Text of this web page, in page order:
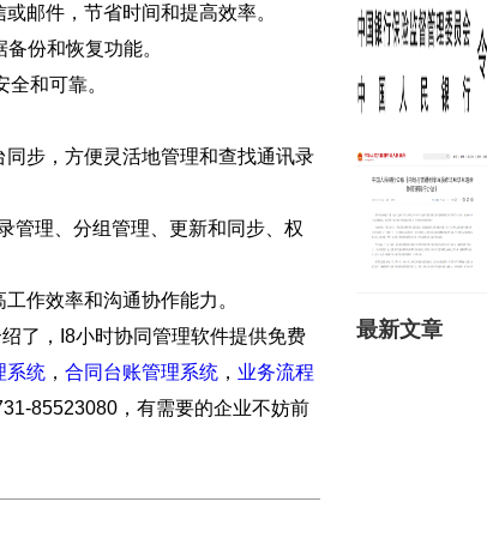
邮件，节省时间和提高效率。
份和恢复功能。
和可靠。
步，方便灵活地管理和查找通讯录
管理、分组管理、更新和同步、权
作效率和沟通协作能力。
了，I8小时协同管理软件提供免费
系统 ， 合同台账管理系统 ， 业务流程
85523080，有需要的企业不妨前
最新文章